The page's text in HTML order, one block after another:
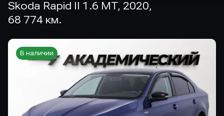
Skoda Rapid II 1.6 MT, 2020,
68 774 км.
В наличии